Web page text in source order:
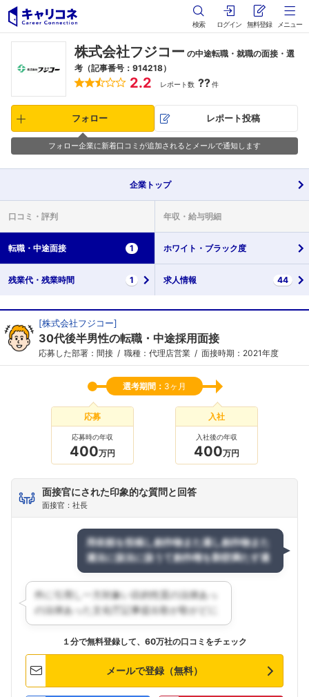
検索 ログイン 無料登録 メニュー
株式会社フジコー の中途転職・就職の面接・選
考（記事番号：914218）
2.2 レポート数 ??件
フォロー レポート投稿
フォロー企業に新着口コミが追加されるとメールで通知します
企業 トップ
口コミ・ 評判 年収・ 給与明細
転職・ 中途面接 1 ホワイト・ ブラック度
残業代・ 残業時間 1 求人情報 44
[株式会社フジコー]
30代後半男性の転職・中途採用面接
応募した部署：間接 職種：代理店営業 面接時期：2021年度
選考期間： 3ヶ月
応募
応募時の年収
400万円
入社
入社後の年収
400万円
面接官にされた印象的な質問と回答
面接官：社長
１分で無料登録して、60万社の口コミをチェック
メールで登録（無料）